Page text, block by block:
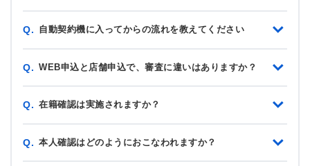
Q. 自動契約機に入ってからの流れを教えてください
Q. WEB申込と店舗申込で、審査に違いはありますか？
Q. 在籍確認は実施されますか？
Q. 本人確認はどのようにおこなわれますか？